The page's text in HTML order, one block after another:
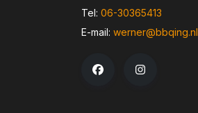
Tel: 06-30365413
E-mail: werner@bbqing.nl